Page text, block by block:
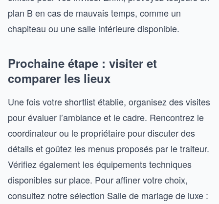
plan B en cas de mauvais temps, comme un
chapiteau ou une salle intérieure disponible.
Prochaine étape : visiter et
comparer les lieux
Une fois votre shortlist établie, organisez des visites
pour évaluer l’ambiance et le cadre. Rencontrez le
coordinateur ou le propriétaire pour discuter des
détails et goûtez les menus proposés par le traiteur.
Vérifiez également les équipements techniques
disponibles sur place. Pour affiner votre choix,
consultez notre sélection Salle de mariage de luxe :